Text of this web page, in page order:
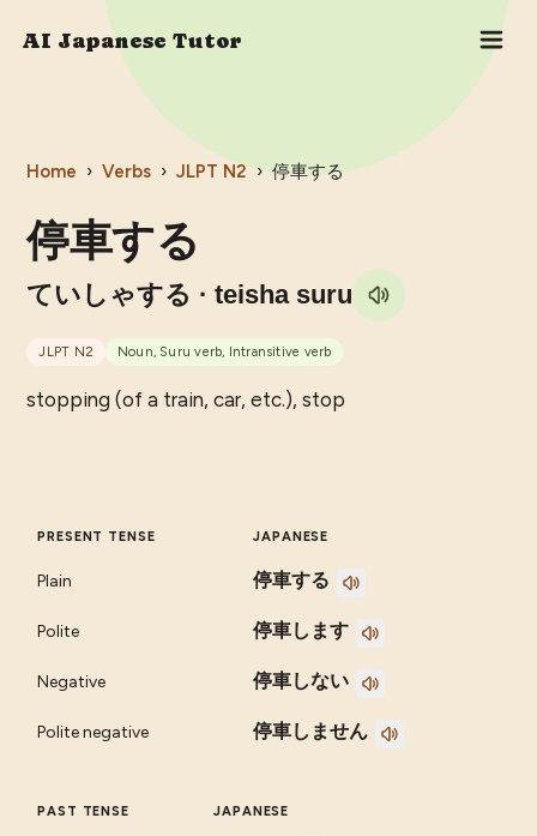
AI Japanese Tutor
Home › Verbs › JLPT N2 › 停車する
停車する
ていしゃする · teisha suru
JLPT N2 Noun, Suru verb, Intransitive verb
stopping (of a train, car, etc.), stop
PRESENT TENSE JAPANESE
Plain 停車する
Polite 停車します
Negative 停車しない
Polite negative 停車しません
PAST TENSE JAPANESE